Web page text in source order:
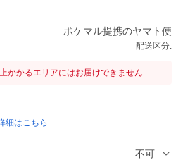
ポケマル提携のヤマト便
配送区分:
かかるエリアにはお届けできません
細はこちら
不可